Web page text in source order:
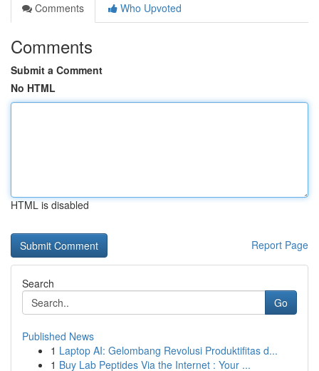
Comments
Who Upvoted
Comments
Submit a Comment
No HTML
HTML is disabled
Report Page
Search
Go
Published News
1 Laptop AI: Gelombang Revolusi Produktifitas d...
1 Buy Lab Peptides Via the Internet : Your ...